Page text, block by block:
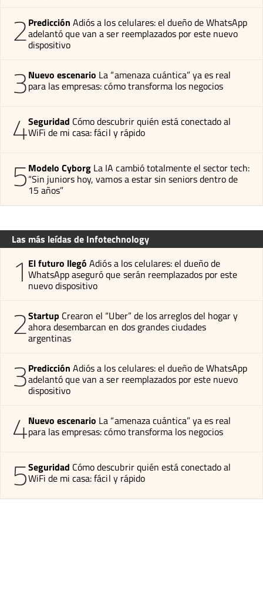
2Predicción Adiós a los celulares: el dueño de WhatsApp
adelantó que van a ser reemplazados por este nuevo
dispositivo
3Nuevo escenario La “amenaza cuántica” ya es real
para las empresas: cómo transforma los negocios
4Seguridad Cómo descubrir quién está conectado al
WiFi de mi casa: fácil y rápido
5Modelo Cyborg La IA cambió totalmente el sector tech:
“Sin juniors hoy, vamos a estar sin seniors dentro de
15 años”
Las más leídas de Infotechnology
1 El futuro llegó Adiós a los celulares: el dueño de
WhatsApp aseguró que serán reemplazados por este
nuevo dispositivo
2Startup Crearon el “Uber” de los arreglos del hogar y
ahora desembarcan en dos grandes ciudades
argentinas
3Predicción Adiós a los celulares: el dueño de WhatsApp
adelantó que van a ser reemplazados por este nuevo
dispositivo
4Nuevo escenario La “amenaza cuántica” ya es real
para las empresas: cómo transforma los negocios
5Seguridad Cómo descubrir quién está conectado al
WiFi de mi casa: fácil y rápido